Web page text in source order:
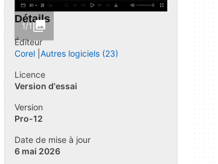
1/1
Détails
Éditeur
Corel Autres logiciels (23)
Licence
Version d'essai
Version
Pro-12
Date de mise à jour
6 mai 2026